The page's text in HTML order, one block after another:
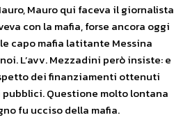
Mauro qui faceva il giornalista
con la mafia, forse ancora oggi
capo mafia latitante Messina
L’avv. Mezzadini però insiste: e
dei finanziamenti ottenuti
Questione molto lontana
fu ucciso della mafia.